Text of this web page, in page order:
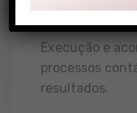
Contábil
Execução e
processos
resultados.